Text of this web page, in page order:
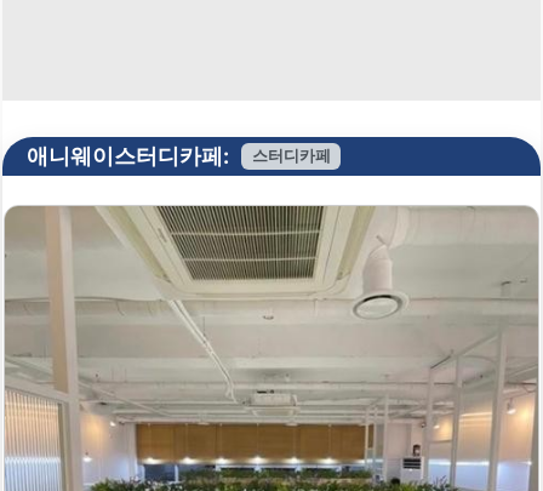
애니웨이스터디카페: 스터디카페